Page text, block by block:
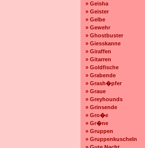
» Geisha
» Geister
» Gelbe
» Gewehr
» Ghostbuster
» Giesskanne
» Giraffen
» Gitarren
» Goldfische
» Grabende
» Grash�pfer
» Graue
» Greyhounds
» Grinsende
» Gro�e
» Gr�ne
» Gruppen
» Gruppenkuscheln